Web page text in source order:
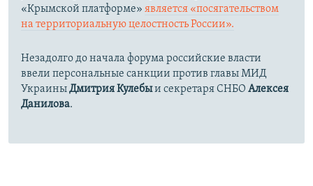
«Крымской платформе» является «посягательством
на территориальную целостность России».
Незадолго до начала форума российские власти
ввели персональные санкции против главы МИД
УкраиныДмитрия Кулебыи секретаря СНБО Алексея
Данилова.